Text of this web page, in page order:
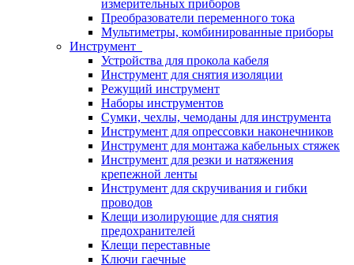
измерительных приборов
Преобразователи переменного тока
Мультиметры, комбинированные приборы
Инструмент
Устройства для прокола кабеля
Инструмент для снятия изоляции
Режущий инструмент
Наборы инструментов
Сумки, чехлы, чемоданы для инструмента
Инструмент для опрессовки наконечников
Инструмент для монтажа кабельных стяжек
Инструмент для резки и натяжения
крепежной ленты
Инструмент для скручивания и гибки
проводов
Клещи изолирующие для снятия
предохранителей
Клещи переставные
Ключи гаечные